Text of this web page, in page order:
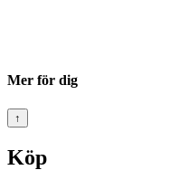
Mer för dig
↑
Köp